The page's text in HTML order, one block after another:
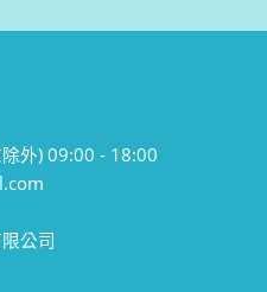
外) 09:00 - 18:00
公司